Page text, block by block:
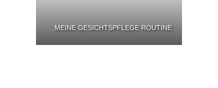
MEINE GESICHTSPFLEGE ROUTINE